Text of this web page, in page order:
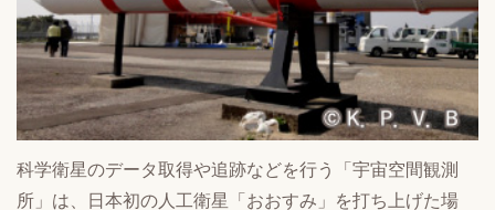
科学衛星のデータ取得や追跡などを行う「宇宙空間観測
所」は、日本初の人工衛星「おおすみ」を打ち上げた場